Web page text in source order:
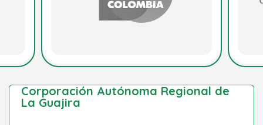
Corporación Autónoma Regional de
La Guajira